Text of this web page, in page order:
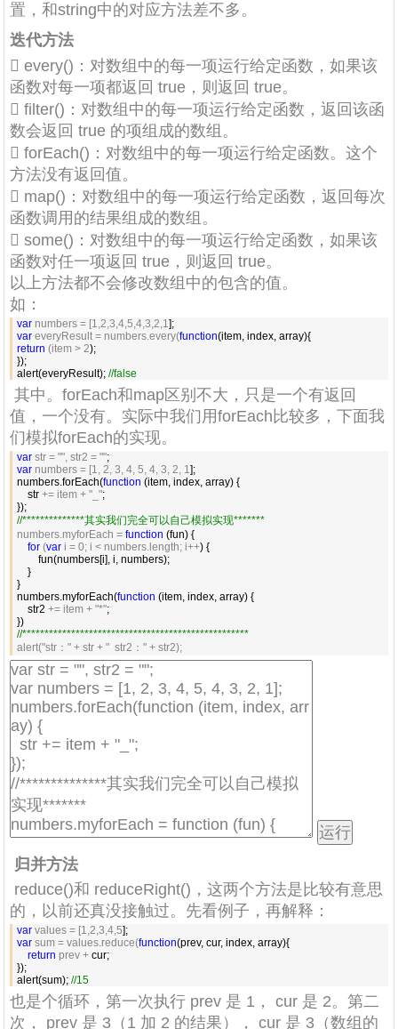
置，和string中的对应方法差不多。
迭代方法
 every()：对数组中的每一项运行给定函数，如果该
函数对每一项都返回 true，则返回 true。
 filter()：对数组中的每一项运行给定函数，返回该函
数会返回 true 的项组成的数组。
 forEach()：对数组中的每一项运行给定函数。这个
方法没有返回值。
 map()：对数组中的每一项运行给定函数，返回每次
函数调用的结果组成的数组。
 some()：对数组中的每一项运行给定函数，如果该
函数对任一项返回 true，则返回 true。
以上方法都不会修改数组中的包含的值。
如：
var numbers = [1,2,3,4,5,4,3,2,1
var everyResult = numbers.every(function
return (item > 2);
});
alert(everyResult); //false
其中。forEach和map区别不大，只是一个有返回
值，一个没有。实际中我们用forEach比较多，下面我
们模拟forEach的实现。
var str = "", str2 = ""
var numbers = [1, 2, 3, 4, 5, 4, 3, 2, 1];
numbers.forEach(function (item, index, array) {
    str
+= item + "_";
//**************其实我们完全可以自己模拟实现*******
numbers.myforEach = function (fun) {
for (var i = 0; i < numbers.length; i++) {
        fun(numbers[i], i, numbers);
    }
}
numbers.myforEach(function (item, index, array) {
    str2
+= item + "*";
//***************************************************
alert("str：" + str + "  str2：" + str2);
归并方法
reduce()和 reduceRight()，这两个方法是比较有意思
的，以前还真没接触过。先看例子，再解释：
var values = [1,2,3,4,5
var sum = values.reduce(function
    return
prev + cur;
});
alert(sum); //15
也是个循环，第一次执行 prev 是 1， cur 是 2。第二
次， prev 是 3（1 加 2 的结果）， cur 是 3（数组的